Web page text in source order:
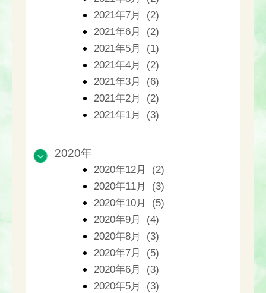
2021年7月 (2)
2021年6月 (2)
2021年5月 (1)
2021年4月 (2)
2021年3月 (6)
2021年2月 (2)
2021年1月 (3)
2020年
2020年12月 (2)
2020年11月 (3)
2020年10月 (5)
2020年9月 (4)
2020年8月 (3)
2020年7月 (5)
2020年6月 (3)
2020年5月 (3)